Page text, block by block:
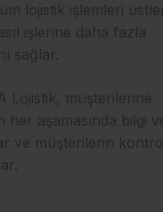
lojistik işlemleri
işlerine daha fazla
sağlar.
Lojistik, müşterilerine
her aşamasında bilgi
ve müşterilerin